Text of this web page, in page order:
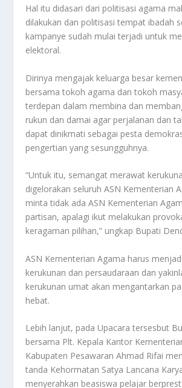
Hal itu didasari dari politisasi agama
dilakukan dan politisasi tempat ibadah
kampanye sudah mulai terjadi untuk
elektoral.
Dirinya mengajak keluarga besar
bersama tokoh agama dan tokoh
terdepan dalam membina dan
rukun dan damai agar perjalanan dan
dapat dinikmati sebagai pesta
pengertian yang sesungguhnya.
“Untuk itu, semangat merawat
digelorakan seluruh ASN Kementerian
minta tidak ada ASN Kementerian
partisan, apalagi ikut melakukan
keragaman pilihan,” ungkap Bupati
ASN Kementerian Agama harus
kerukunan dan persaudaraan dan
kerukunan umat akan mengantarkan
hebat.
Lebih lanjut, pada Upacara tersesbut
bersama Plt. Kepala Kantor
Kabupaten Pesawaran Ahmad Rifai
tanda Kehormatan Satya Lancana
menyerahkan beasiswa pelajar